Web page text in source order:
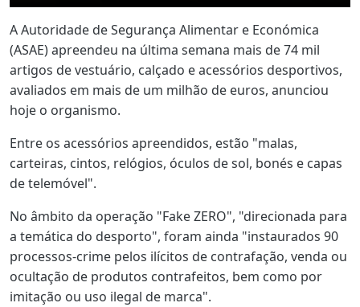
A Autoridade de Segurança Alimentar e Económica
(ASAE) apreendeu na última semana mais de 74 mil
artigos de vestuário, calçado e acessórios desportivos,
avaliados em mais de um milhão de euros, anunciou
hoje o organismo.
Entre os acessórios apreendidos, estão "malas,
carteiras, cintos, relógios, óculos de sol, bonés e capas
de telemóvel".
No âmbito da operação "Fake ZERO", "direcionada para
a temática do desporto", foram ainda "instaurados 90
processos-crime pelos ilícitos de contrafação, venda ou
ocultação de produtos contrafeitos, bem como por
imitação ou uso ilegal de marca".